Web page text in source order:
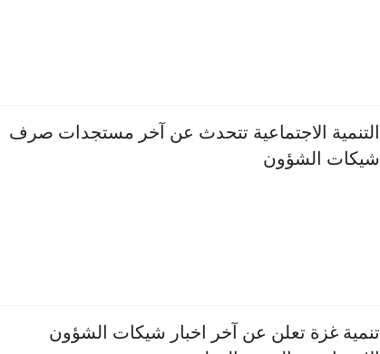
التنمية الاجتماعية تتحدث عن آخر مستجدات صرف
شيكات الشؤون
تنمية غزة تعلن عن آخر اخبار شيكات الشؤون